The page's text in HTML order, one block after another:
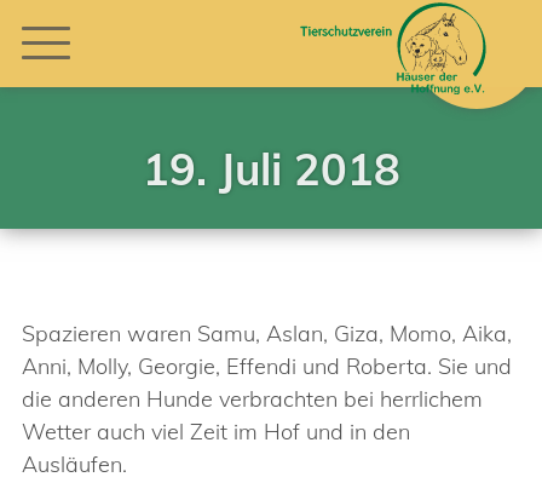
19. Juli 2018
Spazieren waren Samu, Aslan, Giza, Momo, Aika,
Anni, Molly, Georgie, Effendi und Roberta. Sie und
die anderen Hunde verbrachten bei herrlichem
Wetter auch viel Zeit im Hof und in den
Ausläufen.